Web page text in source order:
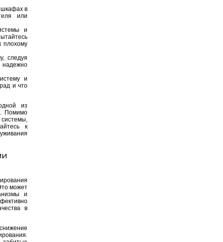
в
или
и
плохому
следуя
и
и что
из
Помимо
к
может
и
в